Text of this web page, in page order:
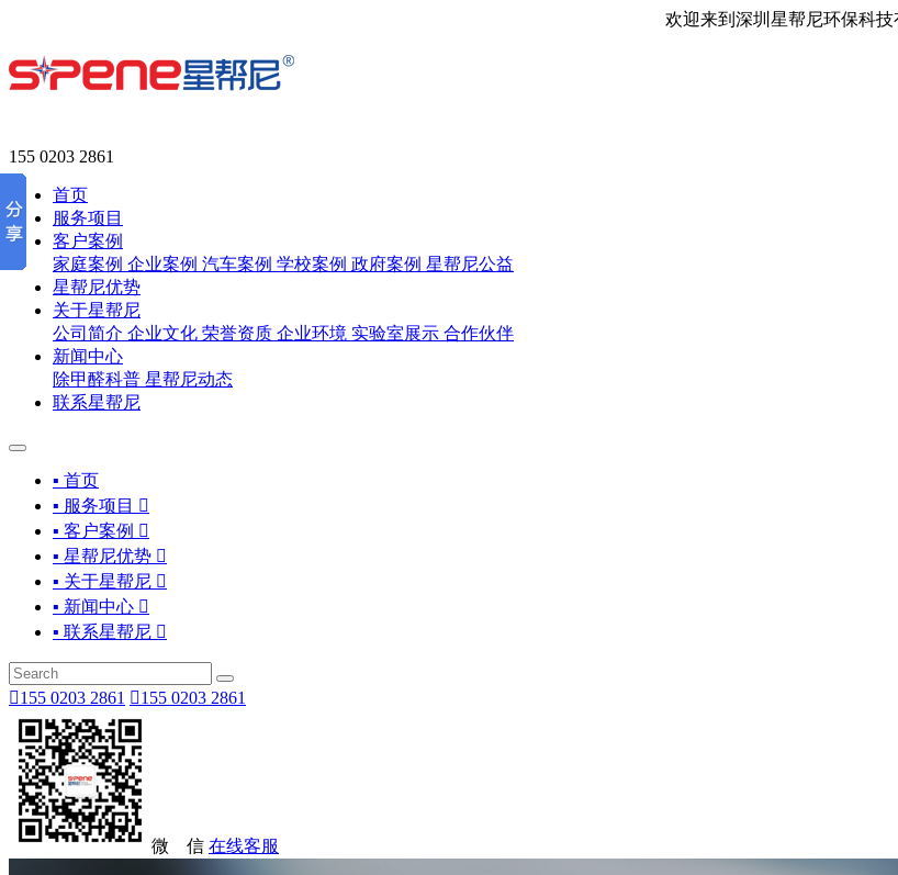
欢迎来到深圳星帮尼环保科
155 0203 2861
首页
服务项目
客户案例
家庭案例 企业案例 汽车案例 学校案例 政府案例 星帮尼公益
星帮尼优势
关于星帮尼
公司简介 企业文化 荣誉资质 企业环境 实验室展示 合作伙伴
新闻中心
除甲醛科普 星帮尼动态
联系星帮尼
▪ 首页
▪ 服务项目 
▪ 客户案例 
▪ 星帮尼优势 
▪ 关于星帮尼 
▪ 新闻中心 
▪ 联系星帮尼 
155 0203 2861 155 0203 2861
微 信 在线客服